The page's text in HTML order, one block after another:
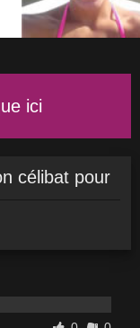
ici
célibat pour